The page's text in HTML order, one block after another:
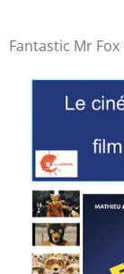
Fantastic Mr